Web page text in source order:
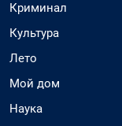
Криминал
Культура
Лето
Мой дом
Наука